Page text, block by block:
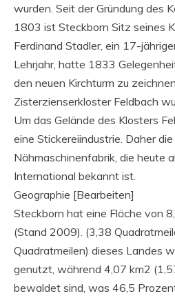
wurden. Seit der Gründung des
1803 ist Steckborn Sitz seines
Ferdinand Stadler, ein 17-
Lehrjahr, hatte 1833
den neuen Kirchturm zu
Zisterzienserkloster Feldbach
Um das Gelände des Klosters
eine Stickereiindustrie. Daher
Nähmaschinenfabrik, die heute
International bekannt ist.
Geographie [Bearbeiten]
Steckborn hat eine Fläche von
(Stand 2009). (3,38
Quadratmeilen) dieses Landes
genutzt, während 4,07 km2
bewaldet sind, was 46,5